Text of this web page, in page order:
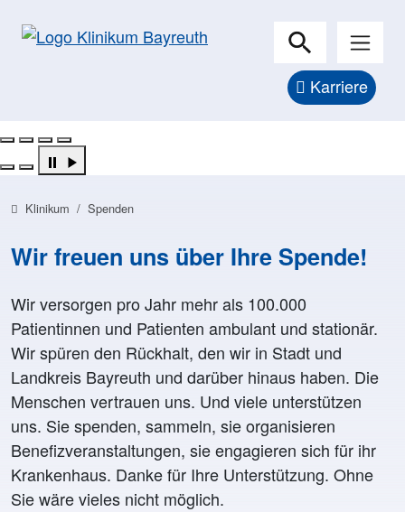
Karriere
Pflegekraft in weißer Arbeitskleidung zeigt direkt auf
Vor grünem Hintergrund steht eine lächelnde Person
Eine lächelnde Pflegekraft in hellblauer OP-Kleidung
Lächelnde Pflegekraft in blauer Arbeitskleidung öffnet
Previous
Next
Klinikum Spenden
Wir freuen uns über Ihre Spende!
Wir versorgen pro Jahr mehr als 100.000
Patientinnen und Patienten ambulant und stationär.
Wir spüren den Rückhalt, den wir in Stadt und
Landkreis Bayreuth und darüber hinaus haben. Die
Menschen vertrauen uns. Und viele unterstützen
uns. Sie spenden, sammeln, sie organisieren
Benefizveranstaltungen, sie engagieren sich für ihr
Krankenhaus. Danke für Ihre Unterstützung. Ohne
Sie wäre vieles nicht möglich.